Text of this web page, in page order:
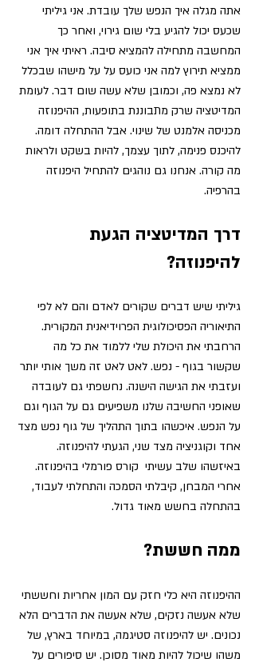
אתה מגלה איך הנפש שלך עובדת. אני גיליתי
שכעס יכול להגיע בלי שום גירוי, ואחר כך
המחשבה מתחילה להמציא סיבה. ראיתי איך אני
ממציא תירוץ למה אני כועס על על מישהו שבכלל
לא נמצא פה, וכמובן שלא עשה שום דבר. לעומת
המדיטציה שרק מתבוננת בתופעות, ההיפנוזה
מכניסה אלמנט של שינוי. אבל ההתחלה דומה.
להיכנס פנימה, לתוך עצמך, להיות בשקט ולראות
מה קורה. אנחנו גם נוהגים להתחיל היפנוזה
בהרפיה.
דרך המדיטציה הגעת
להיפנוזה?
גיליתי שיש דברים שקורים לאדם והם לא לפי
התיאוריה הפסיכולוגית הפרוידיאנית המקורית.
הרחבתי את היכולת שלי ללמוד את כל מה
שקשור בגוף - נפש. לאט לאט זה משך אותי יותר
ועזבתי את הגישה הישנה. נחשפתי גם לעובדה
שאופני החשיבה שלנו משפיעים גם על הגוף וגם
על הנפש. איכשהו בתוך התהליך של גוף נפש מצד
אחד וקוגניציה מצד שני, הגעתי להיפנוזה.
באיזשהו שלב עשיתי  קורס פורמלי בהיפנוזה.
אחרי המבחן, קיבלתי הסמכה והתחלתי לעבוד,
בהתחלה בחשש מאוד גדול.
ממה חששת?
ההיפנוזה היא כלי חזק עם המון אחריות וחששתי
שלא אעשה נזקים, שלא אעשה את הדברים הלא
נכונים. יש להיפנוזה סטיגמה, במיוחד בארץ, של
משהו שיכול להיות מאוד מסוכן. יש סיפורים על